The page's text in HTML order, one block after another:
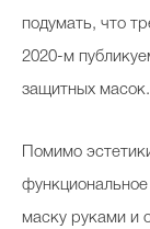
подумать, что
2020-м
защитных
Помимо
маску руками и